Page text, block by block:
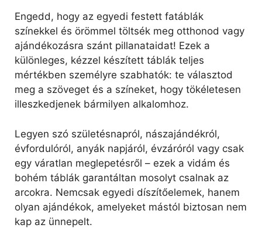
Engedd, hogy az egyedi festett fatáblák
színekkel és örömmel töltsék meg otthonod vagy
ajándékozásra szánt pillanataidat! Ezek a
különleges, kézzel készített táblák teljes
mértékben személyre szabhatók: te választod
meg a szöveget és a színeket, hogy tökéletesen
illeszkedjenek bármilyen alkalomhoz.
Legyen szó születésnapról, nászajándékról,
évfordulóról, anyák napjáról, évzáróról vagy csak
egy váratlan meglepetésről – ezek a vidám és
bohém táblák garantáltan mosolyt csalnak az
arcokra. Nemcsak egyedi díszítőelemek, hanem
olyan ajándékok, amelyeket mástól biztosan nem
kap az ünnepelt.